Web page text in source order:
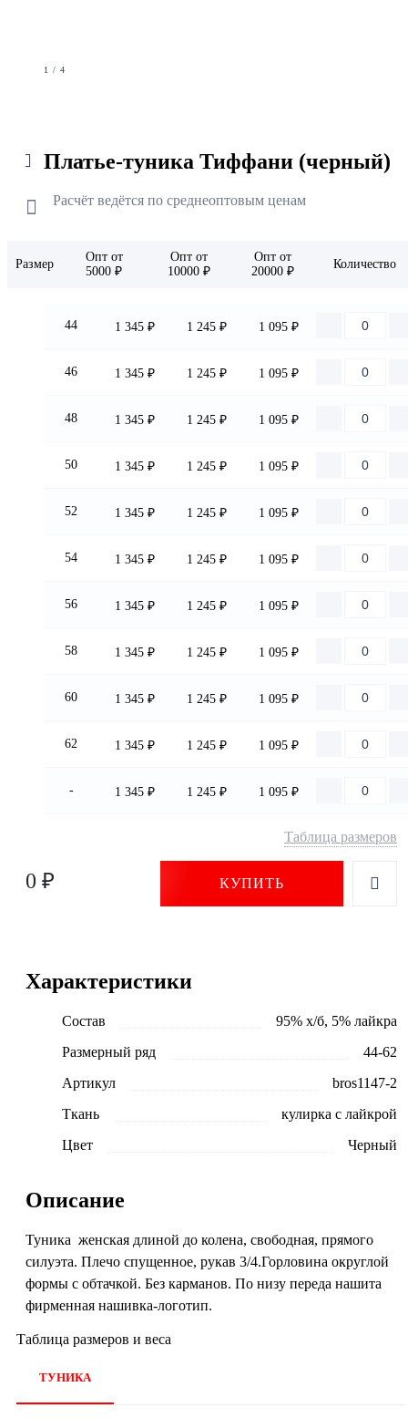
1 / 4
Платье-туника Тиффани (черный)
Расчёт ведётся по среднеоптовым ценам
Размер
Опт от
5000 ₽
Опт от
10000 ₽
Опт от
20000 ₽
Количество
44 1 345 ₽ 1 245 ₽ 1 095 ₽
46 1 345 ₽ 1 245 ₽ 1 095 ₽
48 1 345 ₽ 1 245 ₽ 1 095 ₽
50 1 345 ₽ 1 245 ₽ 1 095 ₽
52 1 345 ₽ 1 245 ₽ 1 095 ₽
54 1 345 ₽ 1 245 ₽ 1 095 ₽
56 1 345 ₽ 1 245 ₽ 1 095 ₽
58 1 345 ₽ 1 245 ₽ 1 095 ₽
60 1 345 ₽ 1 245 ₽ 1 095 ₽
62 1 345 ₽ 1 245 ₽ 1 095 ₽
- 1 345 ₽ 1 245 ₽ 1 095 ₽
0 ₽ КУПИТЬ
Таблица размеров
Характеристики
Состав
95% х/б, 5% лайкра
Размерный ряд
44-62
Артикул
bros1147-2
Ткань
кулирка с лайкрой
Цвет
Черный
Описание
Туника женская длиной до колена, свободная, прямого
силуэта. Плечо спущенное, рукав 3/4.Горловина округлой
формы с обтачкой. Без карманов. По низу переда нашита
фирменная нашивка-логотип.
Таблица размеров и веса
ТУНИКА